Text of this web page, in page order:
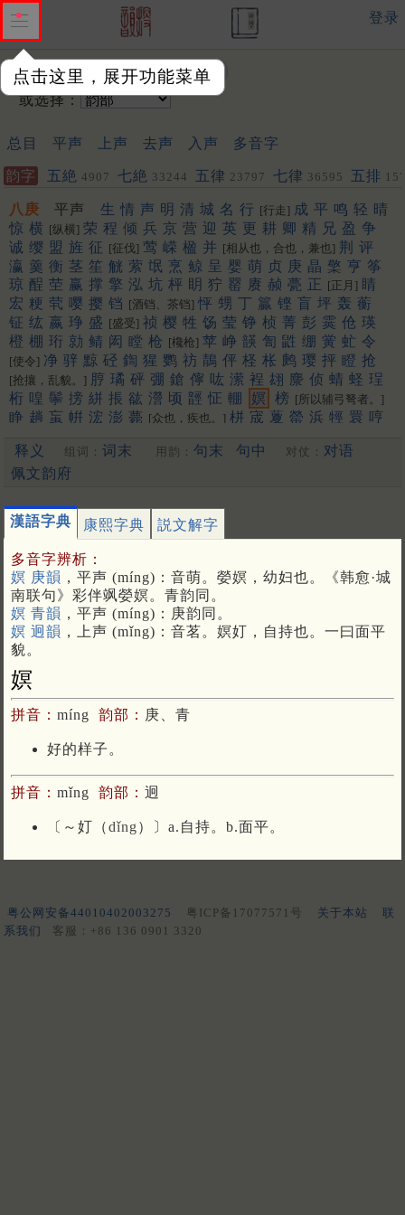
点击这里，展开功能菜单
登录
输入韵字：
或选择：
总目 平声 上声 去声 入声 多音字
韵字 五絶 4907 七絶 33244 五律 23797 七律 36595 五排
452
八庚 平声 生 情 声 明 清 城 名 行 [行走] 成 平 鸣 轻 晴
惊 横 [纵横] 荣 程 倾 兵 京 营 迎 英 更 耕 卿 精 兄 盈 争
诚 缨 盟 旌 征 [征伐] 莺 嵘 楹 并 [相从也，合也，兼也] 荆 评
瀛 羹 衡 茎 笙 觥 萦 氓 烹 鲸 呈 婴 萌 贞 庚 晶 檠 亨 筝
琼 酲 茔 赢 撑 擎 泓 坑 枰 眀 狞 罂 赓 赪 甍 正 [正月] 睛
宏 粳 茕 嘤 撄 铛 [酒铛、茶铛] 怦 甥 丁 籯 铿 盲 坪 轰 蘅
钲 纮 嬴 琤 盛 [盛受] 祯 樱 牲 饧 莹 铮 桢 菁 彭 霙 伧 瑛
橙 棚 珩 勍 鲭 闳 瞠 枪 [欃枪] 苹 峥 韺 訇 鼪 绷 黉 虻 令
[使令] 净 骍 黥 硁 鍧 猩 鹦 祊 鶄 伻 柽 枨 鹒 璎 抨 瞪 抢
[抢攘，乱貌。] 脝 璚 砰 弸 鎗 儜 吰 潆 裎 翃 麖 侦 蜻 蛏 珵
桁 喤 鬡 搒 絣 掁 谹 瀯 顷 䪫 怔 輣 嫇 榜 [所以辅弓弩者。]
睁 趟 䖟 帲 浤 澎 薨 [众也，疾也。] 栟 宬 藑 罃 浜 牼 睘 哼
䬝 䃘 洴 狰 媖 夐 筬 䄇 䦕 拧 姘 蝾 軯 溁 晟 浈
擏 霐 䟫 鴊
䉚 麠 諻 峸 䝼 䍔 嚝 䆖 醟 䟓 㨕
䞓 宖 [更多…]
释义 组词： 词末 用韵： 句末 句中 对仗： 对语
佩文韵府
漢語字典 康熙字典 説文解字
多音字辨析：
嫇 庚韻 ，平声 (míng)：音萌。嫈嫇，幼妇也。《韩愈·城
南联句》彩伴飒嫈嫇。青韵同。
嫇 青韻 ，平声 (míng)：庚韵同。
嫇 迥韻 ，上声 (mǐng)：音茗。嫇奵，自持也。一曰面平
貌。
嫇
拼音： míng 韵部： 庚、青
好的样子。
拼音： mǐng 韵部： 迥
〔～奵（dǐng）〕a.自持。b.面平。
粤公网安备44010402003275 粤ICP备17077571号 关于本站
联
系我们
客服：+86 136 0901 3320